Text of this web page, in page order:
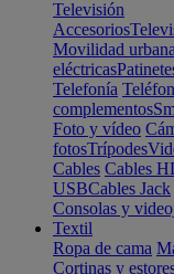
Televisión
Accesorios
Movilidad urbana
eléctricas
Telefonía
complementos
Foto y vídeo
fotosTrípodes
Cables Cables
USBCables Jack
Consolas y
Textil
Ropa de cama
Cortinas y